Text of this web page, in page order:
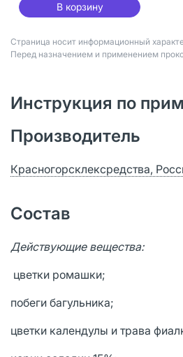
В корзину
Страница носит информационный
Перед назначением и применением
Инструкция по
Производитель
Красногорсклексредства,
Состав
Действующие вещества:
цветки ромашки;
побеги багульника;
цветки календулы и трава